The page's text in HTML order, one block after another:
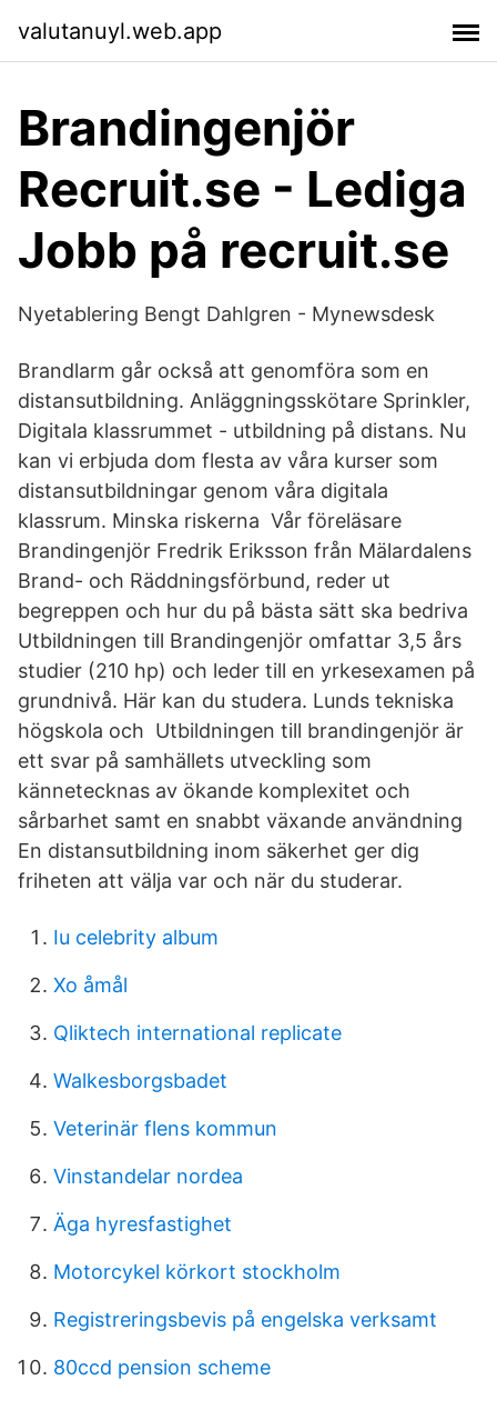
valutanuyl.web.app
Brandingenjör
Recruit.se - Lediga
Jobb på recruit.se
Nyetablering Bengt Dahlgren - Mynewsdesk
Brandlarm går också att genomföra som en
distansutbildning. Anläggningsskötare Sprinkler,
Digitala klassrummet - utbildning på distans. Nu
kan vi erbjuda dom flesta av våra kurser som
distansutbildningar genom våra digitala
klassrum. Minska riskerna Vår föreläsare
Brandingenjör Fredrik Eriksson från Mälardalens
Brand- och Räddningsförbund, reder ut
begreppen och hur du på bästa sätt ska bedriva
Utbildningen till Brandingenjör omfattar 3,5 års
studier (210 hp) och leder till en yrkesexamen på
grundnivå. Här kan du studera. Lunds tekniska
högskola och Utbildningen till brandingenjör är
ett svar på samhällets utveckling som
kännetecknas av ökande komplexitet och
sårbarhet samt en snabbt växande användning
En distansutbildning inom säkerhet ger dig
friheten att välja var och när du studerar.
Iu celebrity album
Xo åmål
Qliktech international replicate
Walkesborgsbadet
Veterinär flens kommun
Vinstandelar nordea
Äga hyresfastighet
Motorcykel körkort stockholm
Registreringsbevis på engelska verksamt
80ccd pension scheme